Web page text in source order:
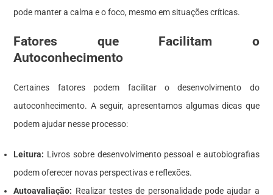
pode manter a calma e o foco, mesmo em situações críticas.
Fatores que Facilitam o
Autoconhecimento
Certaines fatores podem facilitar o desenvolvimento do
autoconhecimento. A seguir, apresentamos algumas dicas que
podem ajudar nesse processo:
Leitura: Livros sobre desenvolvimento pessoal e autobiografias
podem oferecer novas perspectivas e reflexões.
Autoavaliação: Realizar testes de personalidade pode ajudar a